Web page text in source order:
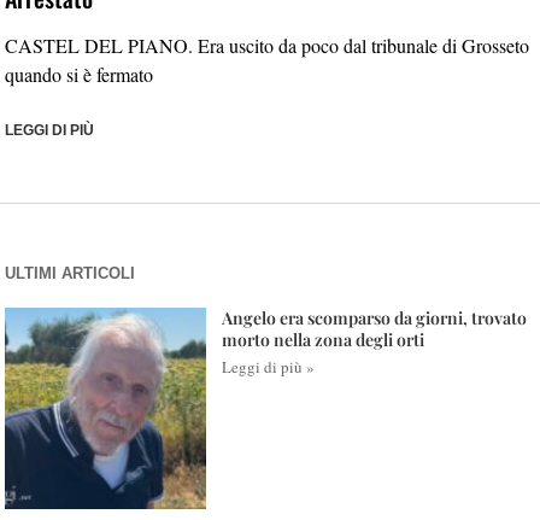
CASTEL DEL PIANO. Era uscito da poco dal tribunale di Grosseto
quando si è fermato
LEGGI DI PIÙ
ULTIMI ARTICOLI
Angelo era scomparso da giorni, trovato
morto nella zona degli orti
Leggi di più »